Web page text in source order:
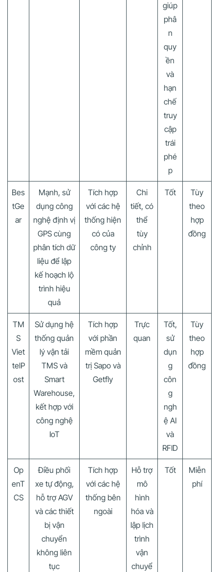
giúp
phâ
n
quy
ền
và
hạn
chế
truy
cập
trái
phé
p
Bes
tGe
ar
Mạnh, sử
dụng công
nghệ định vị
GPS cùng
phân tích dữ
liệu để lập
kế hoạch lộ
trình hiệu
quả
Tích hợp
với các hệ
thống hiện
có của
công ty
Chi
tiết, có
thể
tùy
chỉnh
Tốt
Tùy
theo
hợp
đồng
TM
S
Viet
telP
ost
Sử dụng hệ
thống quản
lý vận tải
TMS và
Smart
Warehouse,
kết hợp với
công nghệ
IoT
Tích hợp
với phần
mềm quản
trị Sapo và
Getfly
Trực
quan
Tốt,
sử
dụn
g
côn
g
ngh
ệ AI
và
RFID
Tùy
theo
hợp
đồng
Op
enT
CS
Điều phối
xe tự động,
hỗ trợ AGV
và các thiết
bị vận
chuyển
không liên
tục
Tích hợp
với các hệ
thống bên
ngoài
Hỗ trợ
mô
hình
hóa và
lập lịch
trình
vận
chuyể
Tốt
Miễn
phí